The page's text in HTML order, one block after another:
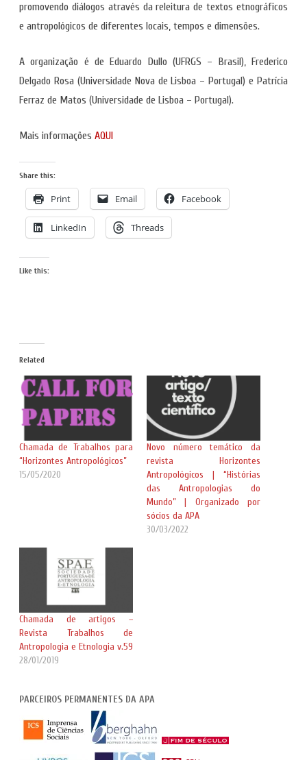
promovendo diálogos através da releitura de textos etnográficos
e antropológicos de diferentes locais, tempos e dimensões.
A organização é de Eduardo Dullo (UFRGS – Brasil), Frederico
Delgado Rosa (Universidade Nova de Lisboa – Portugal) e Patrícia
Ferraz de Matos (Universidade de Lisboa – Portugal).
Mais informações AQUI
Share this:
Print Email Facebook
LinkedIn Threads
Like this:
Related
Chamada de Trabalhos para
“Horizontes Antropológicos”
15/05/2020
Novo número temático da
revista Horizontes
Antropológicos | “Histórias
das Antropologias do
Mundo” | Organizado por
sócios da APA
30/03/2022
Chamada de artigos –
Revista Trabalhos de
Antropologia e Etnologia v.59
28/01/2019
PARCEIROS PERMANENTES DA APA